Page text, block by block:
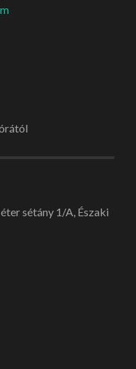
sétány 1/A, Északi